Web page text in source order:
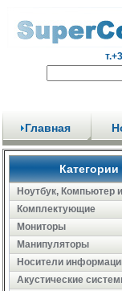
Главная
Категории
Ноутбук, Компьютер
Комплектующие
Мониторы
Манипуляторы
Носители
Акустические